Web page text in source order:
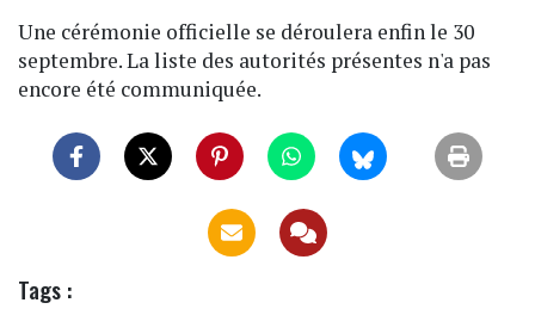
Une cérémonie officielle se déroulera enfin le 30
septembre. La liste des autorités présentes n'a pas
encore été communiquée.
Tags :